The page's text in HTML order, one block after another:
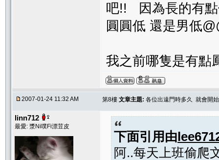
吧!! 因為長的有
圓圓低 還是男低
我之前哪隻是有點
2007-01-24 11:32 AM 第8樓 文章主題: 各位出遠門時多久 就會開
linn712
最愛: 漿Ni噗Fi漂荳皮
下面引用由
阿..每天上班偷爬